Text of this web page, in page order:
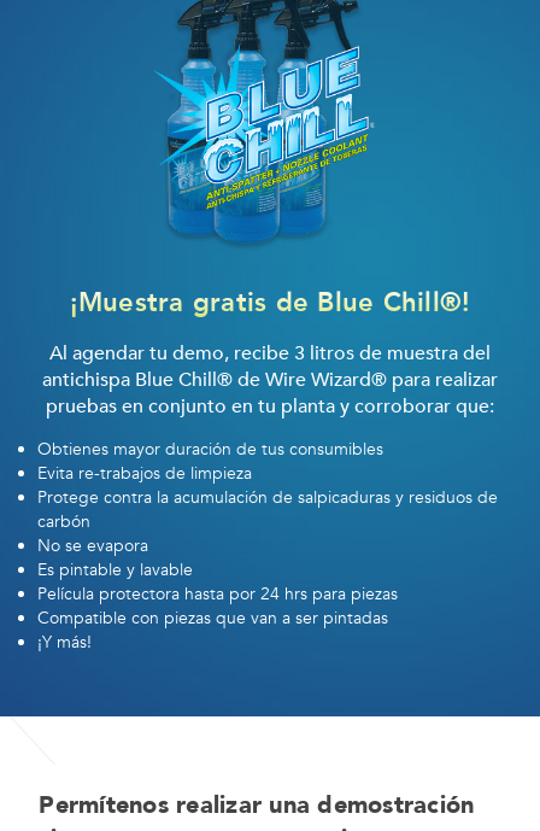
¡Muestra gratis de Blue Chill®!
Al agendar tu demo, recibe 3 litros de muestra del
antichispa Blue Chill® de Wire Wizard® para realizar
pruebas en conjunto en tu planta y corroborar que:
Obtienes mayor duración de tus consumibles
Evita re-trabajos de limpieza
Protege contra la acumulación de salpicaduras y residuos de
carbón
No se evapora
Es pintable y lavable
Película protectora hasta por 24 hrs para piezas
Compatible con piezas que van a ser pintadas
¡Y más!
Permítenos realizar una demostración